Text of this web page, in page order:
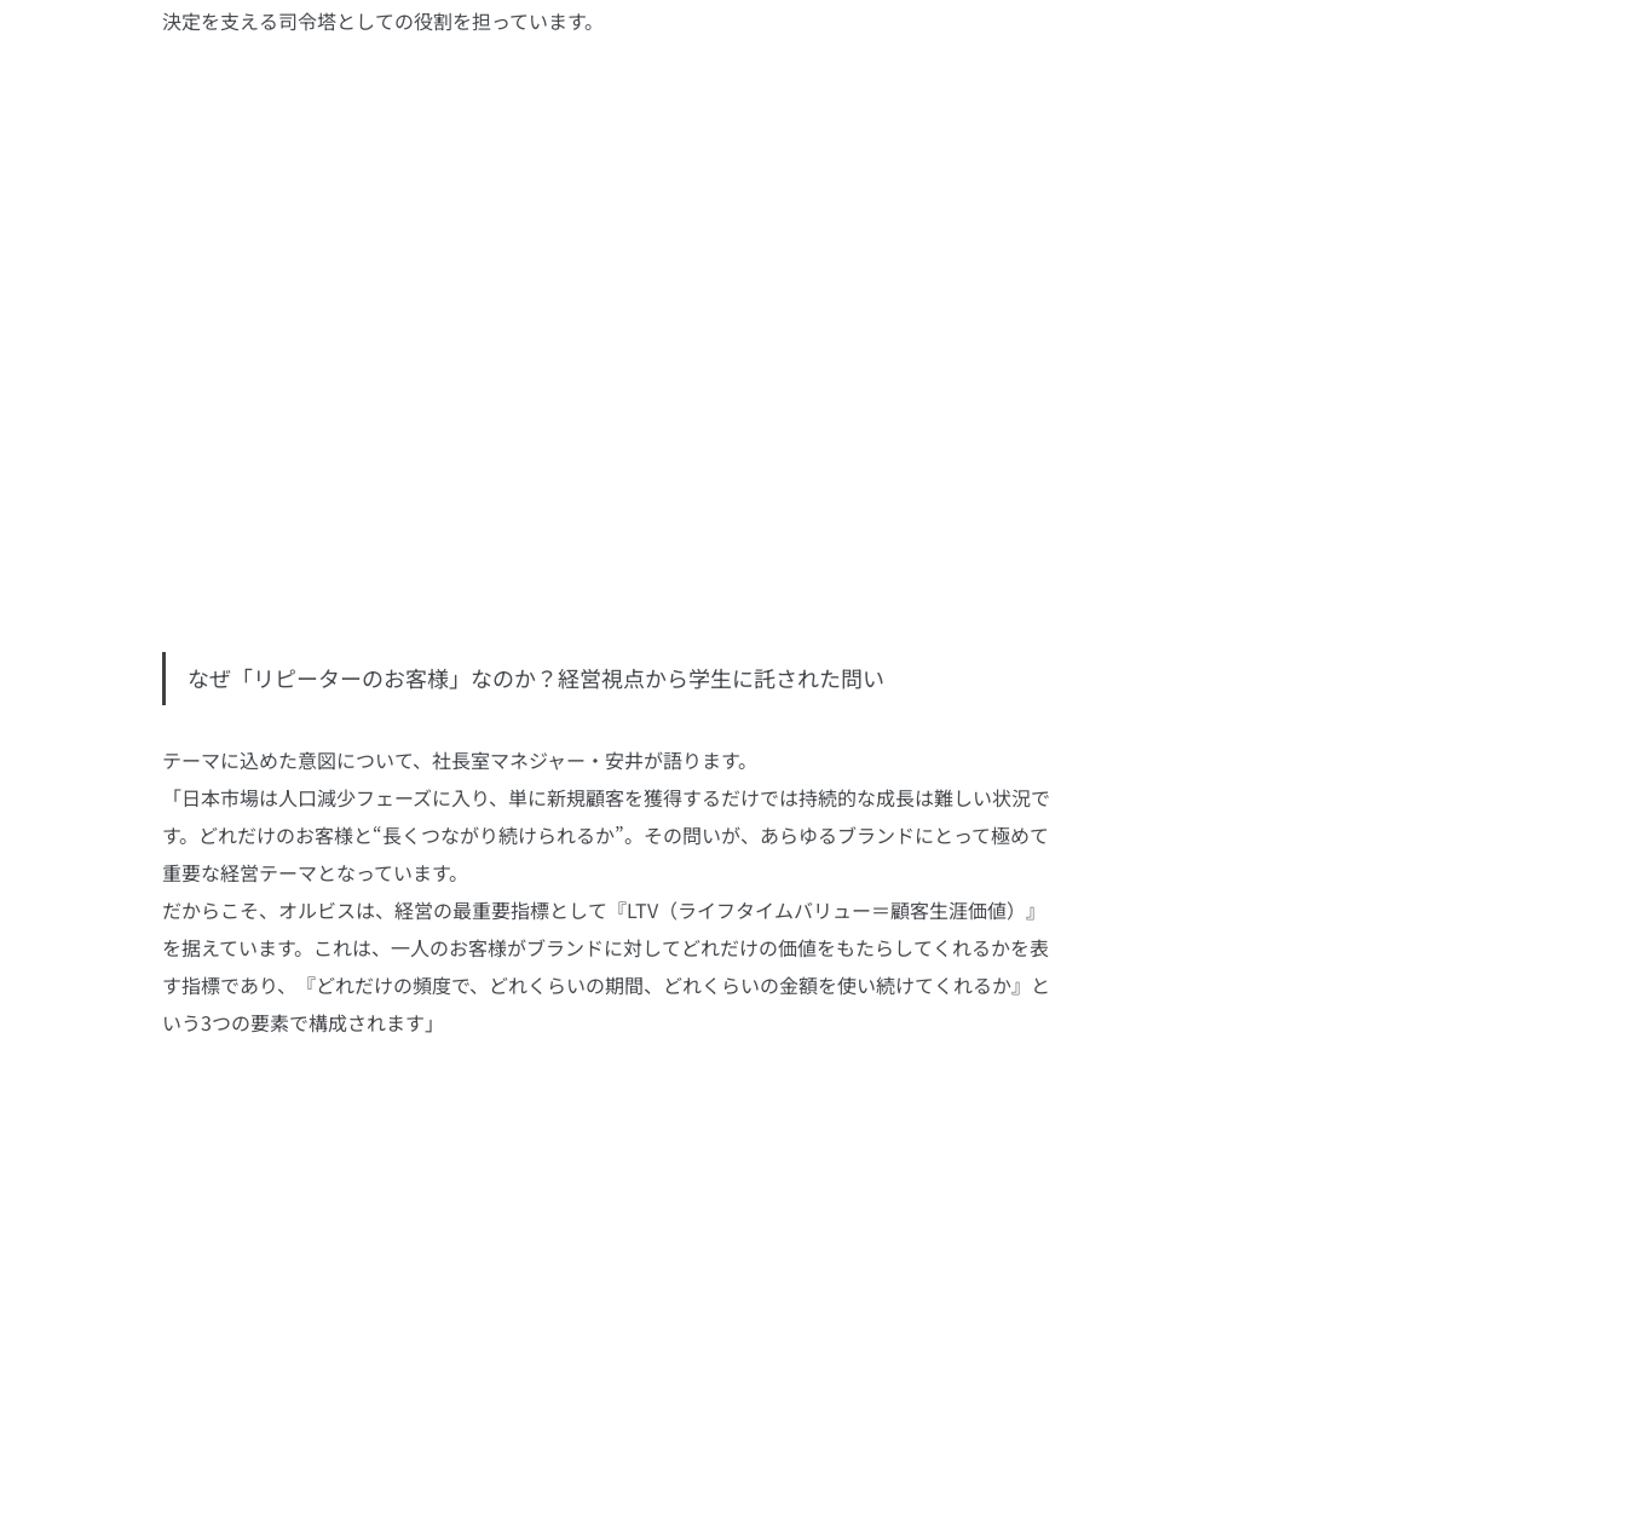
決定を支える司令塔としての役割を担っています。
なぜ「リピーターのお客様」なのか？経営視点から学生に託された問い
テーマに込めた意図について、社長室マネジャー・安井が語ります。
「日本市場は人口減少フェーズに入り、単に新規顧客を獲得するだけでは持続的な成長は難しい状況で
す。どれだけのお客様と“長くつながり続けられるか”。その問いが、あらゆるブランドにとって極めて
重要な経営テーマとなっています。
だからこそ、オルビスは、経営の最重要指標として『LTV（ライフタイムバリュー＝顧客生涯価値）』
を据えています。これは、一人のお客様がブランドに対してどれだけの価値をもたらしてくれるかを表
す指標であり、『どれだけの頻度で、どれくらいの期間、どれくらいの金額を使い続けてくれるか』と
いう3つの要素で構成されます」